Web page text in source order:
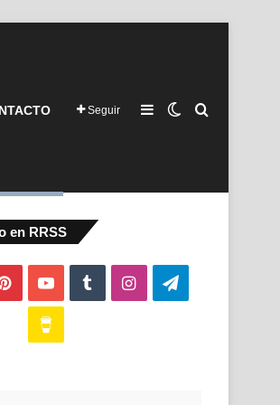
Seguir Barra lateral
Switch skin
en RRSS
PinterestYouTubeTumblrInstagramTelegram